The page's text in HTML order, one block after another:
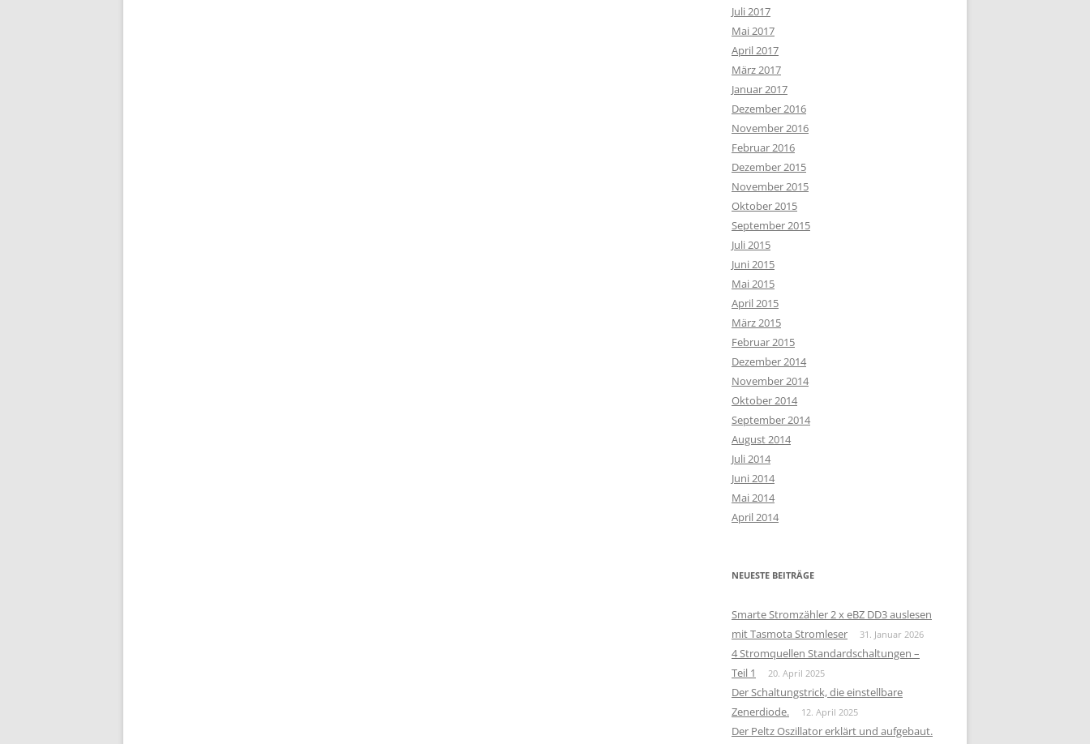
Juli 2017
Mai 2017
April 2017
März 2017
Januar 2017
Dezember 2016
November 2016
Februar 2016
Dezember 2015
November 2015
Oktober 2015
September 2015
Juli 2015
Juni 2015
Mai 2015
April 2015
März 2015
Februar 2015
Dezember 2014
November 2014
Oktober 2014
September 2014
August 2014
Juli 2014
Juni 2014
Mai 2014
April 2014
NEUESTE BEITRÄGE
Smarte Stromzähler 2 x eBZ DD3 auslesen
mit Tasmota Stromleser
31. Januar 2026
4 Stromquellen Standardschaltungen –
Teil 1
20. April 2025
Der Schaltungstrick, die einstellbare
Zenerdiode.
12. April 2025
Der Peltz Oszillator erklärt und aufgebaut.